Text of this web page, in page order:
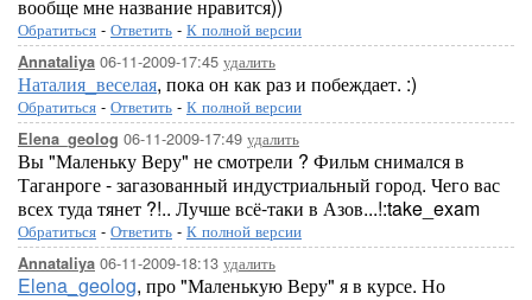
вообще мне название нравится))
Обратиться - Ответить - К полной версии
Annataliya 06-11-2009-17:45 удалить
Наталия_веселая, пока он как раз и побеждает. :)
Обратиться - Ответить - К полной версии
Elena_geolog 06-11-2009-17:49 удалить
Вы "Маленьку Веру" не смотрели ? Фильм снимался в
Таганроге - загазованный индустриальный город. Чего вас
всех туда тянет ?!.. Лучше всё-таки в Азов...!:take_exam
Обратиться - Ответить - К полной версии
Annataliya 06-11-2009-18:13 удалить
Elena_geolog, про "Маленькую Веру" я в курсе. Но